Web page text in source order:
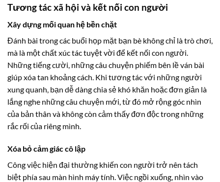
Tương tác xã hội và kết nối con người
Xây dựng mối quan hệ bền chặt
Đánh bài trong các buổi họp mặt bạn bè không chỉ là trò chơi,
mà là một chất xúc tác tuyệt vời để kết nối con người.
Những tiếng cười, những câu chuyện phiếm bên lề ván bài
giúp xóa tan khoảng cách. Khi tương tác với những người
xung quanh, bạn dễ dàng chia sẻ khó khăn hoặc đơn giản là
lắng nghe những câu chuyện mới, từ đó mở rộng góc nhìn
của bản thân và không còn cảm thấy đơn độc trong những
rắc rối của riêng mình.
Xóa bỏ cảm giác cô lập
Công việc hiện đại thường khiến con người trở nên tách
biệt phía sau màn hình máy tính. Việc ngồi xuống, nhìn vào